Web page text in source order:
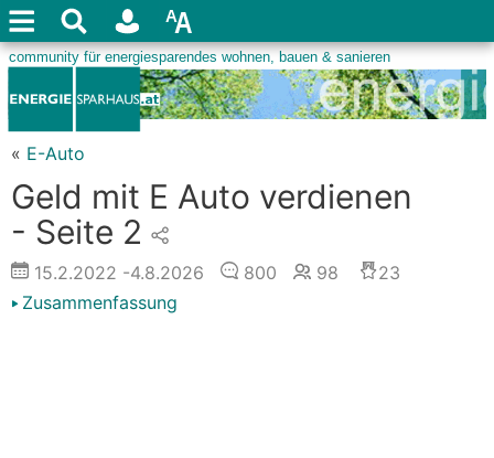
« E-Auto
Geld mit E Auto verdienen
- Seite 2
15.2.2022 -4.8.2026 800 98
23
Zusammenfassung